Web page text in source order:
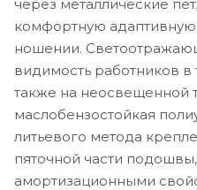
через металлические
комфортную
ношении.
видимость работников в
также на неосвещенной
маслобензостойкая
литьевого метода
пяточной части
амортизационными